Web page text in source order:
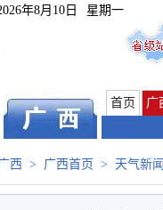
年8月10日 星期一
首页 广
西 > 广西首页 > 天气新闻